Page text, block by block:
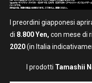
I preordini giapponesi
di 8.800 Yen, con mese di
2020(in Italia
I prodotti Tamashii